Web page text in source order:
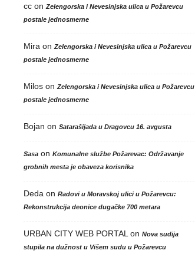
ccon Zelengorska i Nevesinjska ulica u Požarevcu
postale jednosmerne
Mira on Zelengorska i Nevesinjska ulica u Požarevcu
postale jednosmerne
Miloson Zelengorska i Nevesinjska ulica u Požarevcu
postale jednosmerne
Bojan on Satarašijada u Dragovcu 16. avgusta
Sasaon Komunalne službe Požarevac: Održavanje
grobnih mesta je obaveza korisnika
Deda on Radovi u Moravskoj ulici u Požarevcu:
Rekonstrukcija deonice dugačke 700 metara
URBAN CITY WEB PORTAL on Nova sudija
stupila na dužnost u Višem sudu u Požarevcu